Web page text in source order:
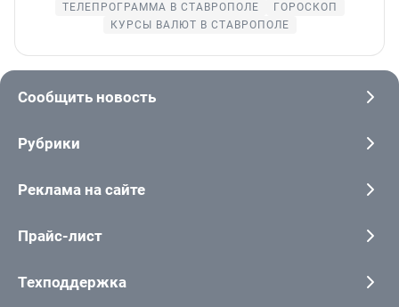
ТЕЛЕПРОГРАММА В СТАВРОПОЛЕ
ГОРОСКОП
КУРСЫ ВАЛЮТ В СТАВРОПОЛЕ
Сообщить новость
Рубрики
Реклама на сайте
Прайс-лист
Техподдержка